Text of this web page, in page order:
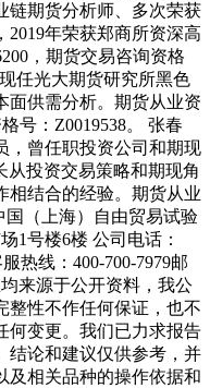
链期货分析师、多次荣获
年荣获郑商所资深高
，期货交易咨询资格
任光大期货研究所黑色
面供需分析。期货从业资
号：Z0019538。 张春
，曾任职投资公司和期现
从投资交易策略和期现角
相结合的经验。期货从业
国（上海）自由贸易试验
1号楼6楼 公司电话：
热线：400-700-7979邮
来源于公开资料，我公
整性不作任何保证，也不
何变更。我们已力求报告
结论和建议仅供参考，并
及相关品种的操作依据和